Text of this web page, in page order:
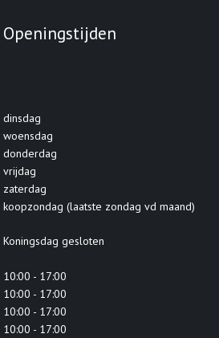
Openingstijden
dinsdag
woensdag
donderdag
vrijdag
zaterdag
koopzondag (laatste zondag vd maand)
Koningsdag gesloten
10:00 - 17:00
10:00 - 17:00
10:00 - 17:00
10:00 - 17:00